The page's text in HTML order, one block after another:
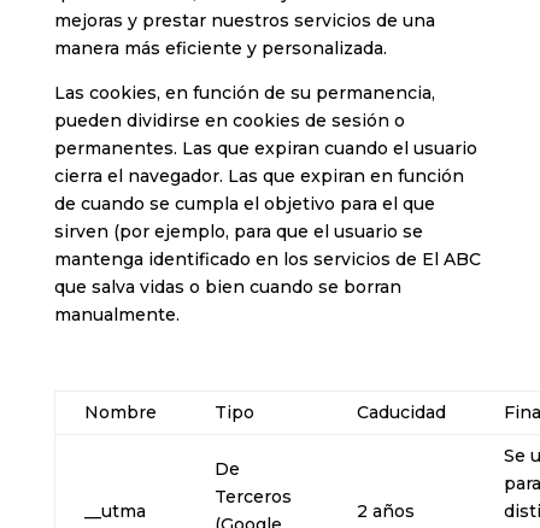
mejoras y prestar nuestros servicios de una
manera más eficiente y personalizada.
Las cookies, en función de su permanencia,
pueden dividirse en cookies de sesión o
permanentes. Las que expiran cuando el usuario
cierra el navegador. Las que expiran en función
de cuando se cumpla el objetivo para el que
sirven (por ejemplo, para que el usuario se
mantenga identificado en los servicios de El ABC
que salva vidas o bien cuando se borran
manualmente.
Nombre Tipo Caducidad
__utma
De
Terceros
2 años
Se
para